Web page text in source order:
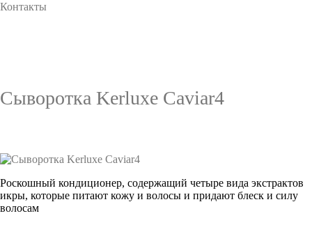
Контакты
Сыворотка Kerluxe Caviar4
Роскошный кондиционер, содержащий четыре вида экстрактов
икры, которые питают кожу и волосы и придают блеск и силу
волосам